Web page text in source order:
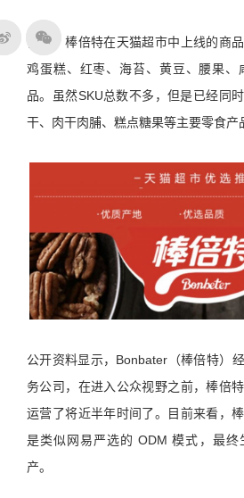
目前，棒倍特在天猫超市中上线的商
鸡蛋糕、红枣、海苔、黄豆、腰果、
品。虽然SKU总数不多，但是已经同
干、肉干肉脯、糕点糖果等主要零食产
公开资料显示，Bonbater（棒倍特）
务公司，在进入公众视野之前，棒倍
运营了将近半年时间了。目前来看，
是类似网易严选的 ODM 模式，最终
产。